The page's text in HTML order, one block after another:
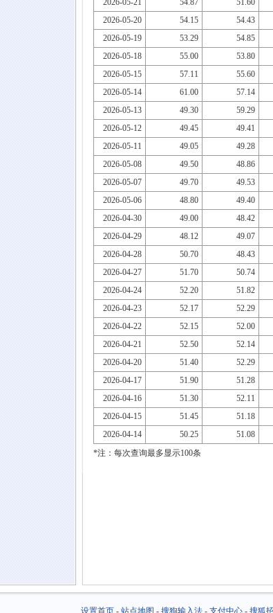
2026-05-21
54.87 51.60
2026-05-20
54.15 54.43
2026-05-19
53.29 54.85
2026-05-18
55.00 53.80
2026-05-15
57.11 55.60
2026-05-14
61.00 57.14
2026-05-13
49.30 59.29
2026-05-12
49.45 49.41
2026-05-11
49.05 49.28
2026-05-08
49.50 48.86
2026-05-07
49.70 49.53
2026-05-06
48.80 49.40
2026-04-30
49.00 48.42
2026-04-29
48.12 49.07
2026-04-28
50.70 48.43
2026-04-27
51.70 50.74
2026-04-24
52.20 51.82
2026-04-23
52.17 52.29
2026-04-22
52.15 52.00
2026-04-21
52.50 52.14
2026-04-20
51.40 52.29
2026-04-17
51.90 51.28
2026-04-16
51.30 52.11
2026-04-15
51.45 51.18
2026-04-14
50.25 51.08
*注：每次查询最多显示100条
设置首页- 站点地图 - 搜狗输入法- 支付中心- 搜狐